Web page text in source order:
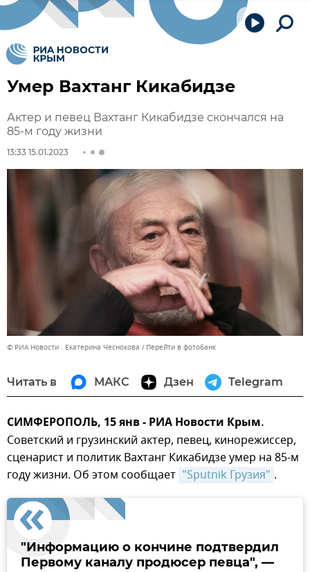
Умер Вахтанг Кикабидзе
Актер и певец Вахтанг Кикабидзе скончался на
85-м году жизни
13:33 15.01.2023
© РИА Новости . Екатерина Чеснокова Перейти в фотобанк
Читать в МАКС Дзен Telegram
СИМФЕРОПОЛЬ, 15 янв - РИА Новости Крым.
Советский и грузинский актер, певец, кинорежиссер,
сценарист и политик Вахтанг Кикабидзе умер на 85-м
году жизни. Об этом сообщает "Sputnik Грузия" .
"Информацию о кончине подтвердил
Первому каналу продюсер певца", —